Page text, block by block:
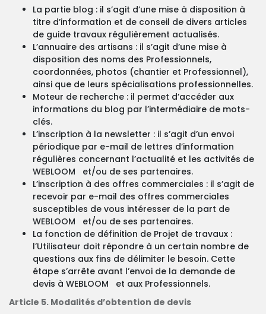
La partie blog : il s’agit d’une mise à disposition à
titre d’information et de conseil de divers articles
de guide travaux régulièrement actualisés.
L’annuaire des artisans : il s’agit d’une mise à
disposition des noms des Professionnels,
coordonnées, photos (chantier et Professionnel),
ainsi que de leurs spécialisations professionnelles.
Moteur de recherche : il permet d’accéder aux
informations du blog par l’intermédiaire de mots-
clés.
L’inscription à la newsletter : il s’agit d’un envoi
périodique par e-mail de lettres d’information
régulières concernant l’actualité et les activités de
WEBLOOM et/ou de ses partenaires.
L’inscription à des offres commerciales : il s’agit de
recevoir par e-mail des offres commerciales
susceptibles de vous intéresser de la part de
WEBLOOM et/ou de ses partenaires.
La fonction de définition de Projet de travaux :
l’Utilisateur doit répondre à un certain nombre de
questions aux fins de délimiter le besoin. Cette
étape s’arrête avant l’envoi de la demande de
devis à WEBLOOM et aux Professionnels.
Article 5. Modalités d’obtention de devis